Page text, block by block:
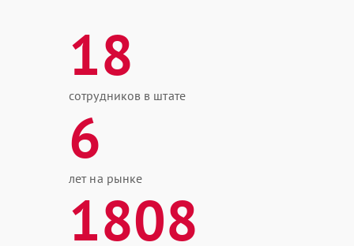
18
сотрудников в штате
6
лет на рынке
1808